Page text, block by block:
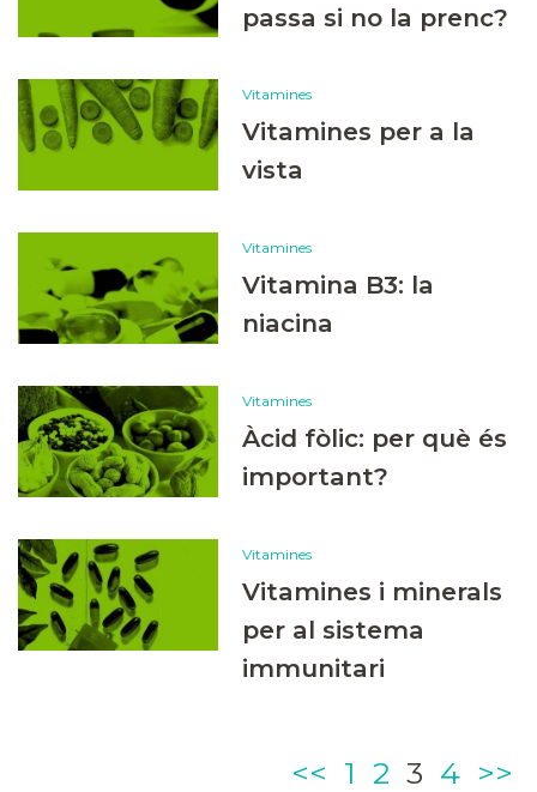
passa si no la prenc?
Vitamines
Vitamines per a la
vista
Vitamines
Vitamina B3: la
niacina
Vitamines
Àcid fòlic: per què és
important?
Vitamines
Vitamines i minerals
per al sistema
immunitari
<< Page
1 Page
2 Page
3 Page
4 >>